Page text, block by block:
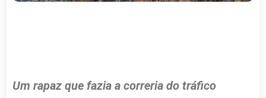
Um rapaz que fazia a correria do tráfico